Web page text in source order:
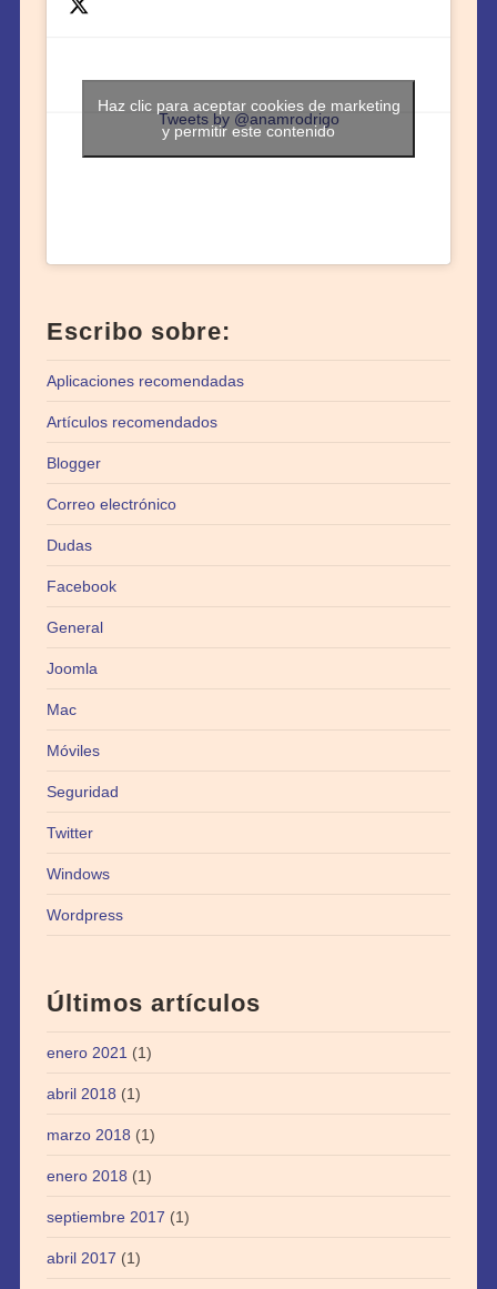
Tweets by @anamrodrigo
Haz clic para aceptar cookies de marketing
y permitir este contenido
Escribo sobre:
Aplicaciones recomendadas
Artículos recomendados
Blogger
Correo electrónico
Dudas
Facebook
General
Joomla
Mac
Móviles
Seguridad
Twitter
Windows
Wordpress
Últimos artículos
enero 2021 (1)
abril 2018 (1)
marzo 2018 (1)
enero 2018 (1)
septiembre 2017 (1)
abril 2017 (1)